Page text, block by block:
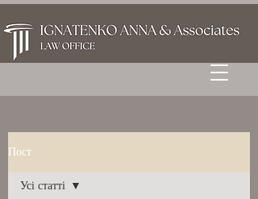
Пост
Усі статті